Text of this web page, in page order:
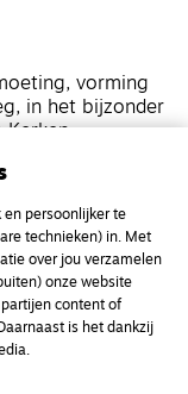
vorming
in het bijzonder
Kerken.
en persoonlijker te
technieken) in. Met
over jou verzamelen
onze website
content of
is het dankzij